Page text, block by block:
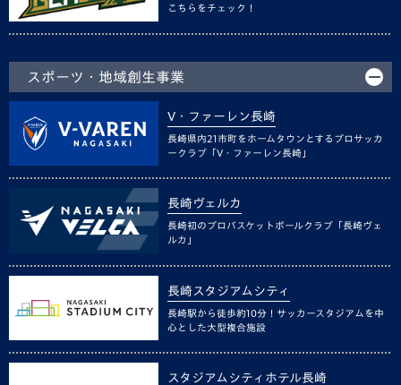
こちらをチェック！
スポーツ・地域創生事業
V・ファーレン長崎
長崎県内21市町をホームタウンとするプロサッカ
ークラブ「V・ファーレン長崎」
長崎ヴェルカ
長崎初のプロバスケットボールクラブ「長崎ヴェ
ルカ」
長崎スタジアムシティ
長崎駅から徒歩約10分！サッカースタジアムを中
心とした大型複合施設
スタジアムシティホテル長崎